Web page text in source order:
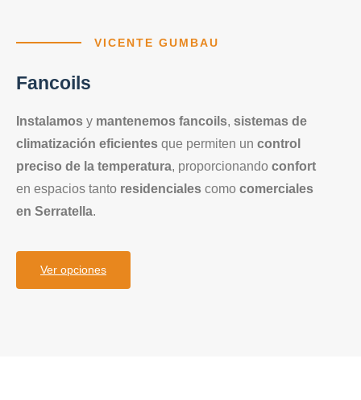
VICENTE GUMBAU
Fancoils
Instalamos y mantenemos fancoils, sistemas de
climatización eficientes que permiten un control
preciso de la temperatura, proporcionando confort
en espacios tanto residenciales como comerciales
en Serratella.
Ver opciones